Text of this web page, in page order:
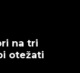
na tri
otežati